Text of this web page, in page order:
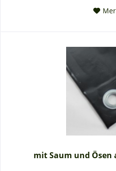
mit Saum und Ösen